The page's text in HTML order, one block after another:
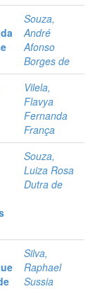
Souza,
André
Afonso
Borges de
Vilela,
Flavya
Fernanda
França
Souza,
Luiza Rosa
Dutra de
Silva,
Raphael
Sussia